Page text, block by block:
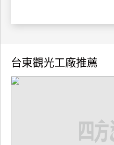
台東觀光工廠推薦